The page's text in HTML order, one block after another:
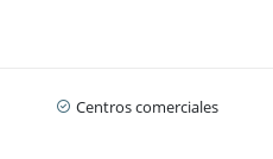
Centros comerciales